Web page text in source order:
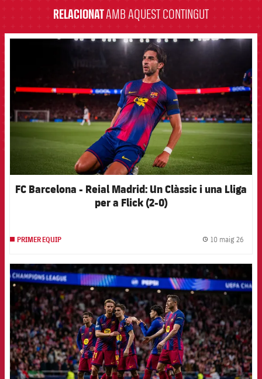
RELACIONATAMB AQUEST CONTINGUT
FCB Barcelona badge
FC Barcelona - Reial Madrid: Un Clàssic i una Lliga
per a Flick (2-0)
PRIMER EQUIP 10 maig 26
FCB Barcelona badge